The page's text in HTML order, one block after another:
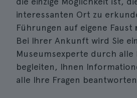
interessanten Ort zu
Führungen auf eigene Faust
Bei Ihrer Ankunft wird Sie ein
Museumsexperte durch alle
begleiten, Ihnen
alle Ihre Fragen